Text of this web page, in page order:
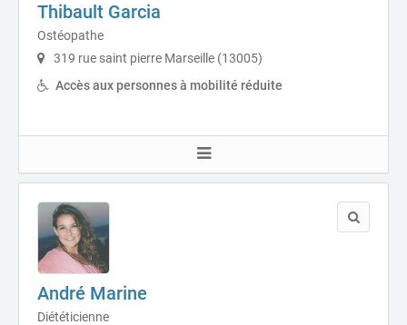
Thibault Garcia
Ostéopathe
319 rue saint pierre Marseille (13005)
Accès aux personnes à mobilité réduite
André Marine
Diététicienne